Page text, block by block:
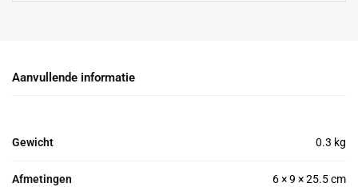
Aanvullende informatie
Gewicht 0.3 kg
Afmetingen 6 × 9 × 25.5 cm